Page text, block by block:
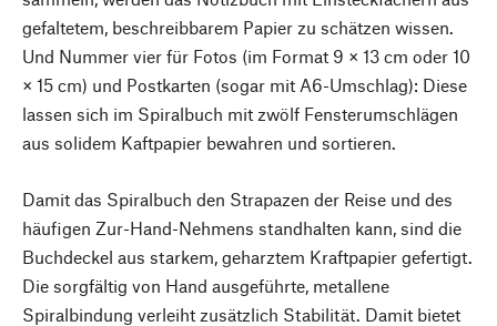
gefaltetem, beschreibbarem Papier zu schätzen wissen.
Und Nummer vier für Fotos (im Format 9 × 13 cm oder 10
× 15 cm) und Postkarten (sogar mit A6-Umschlag): Diese
lassen sich im Spiralbuch mit zwölf Fensterumschlägen
aus solidem Kaftpapier bewahren und sortieren.
Damit das Spiralbuch den Strapazen der Reise und des
häufigen Zur-Hand-Nehmens standhalten kann, sind die
Buchdeckel aus starkem, geharztem Kraftpapier gefertigt.
Die sorgfältig von Hand ausgeführte, metallene
Spiralbindung verleiht zusätzlich Stabilität. Damit bietet